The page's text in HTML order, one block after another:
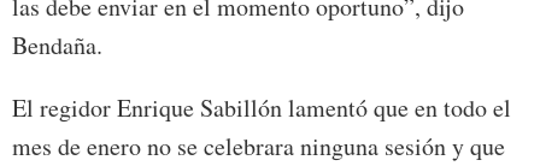
las debe enviar en el momento oportuno”, dijo
Bendaña.
El regidor Enrique Sabillón lamentó que en todo el
mes de enero no se celebrara ninguna sesión y que